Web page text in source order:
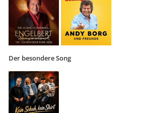
Der besondere Song